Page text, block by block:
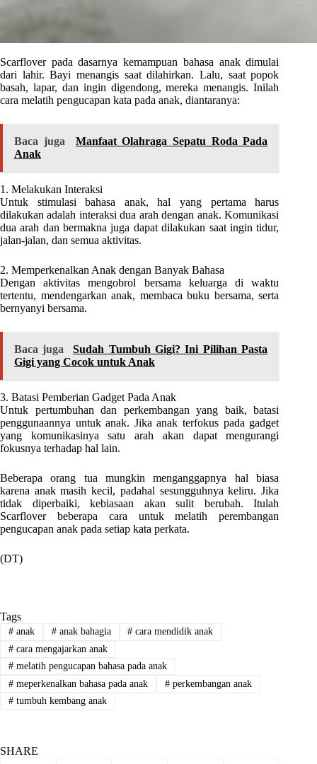
Scarflover pada dasarnya kemampuan bahasa anak dimulai
dari lahir. Bayi menangis saat dilahirkan. Lalu, saat popok
basah, lapar, dan ingin digendong, mereka menangis. Inilah
cara melatih pengucapan kata pada anak, diantaranya:
Baca juga
Manfaat Olahraga Sepatu Roda Pada
Anak
1. Melakukan Interaksi
Untuk stimulasi bahasa anak, hal yang pertama harus
dilakukan adalah interaksi dua arah dengan anak. Komunikasi
dua arah dan bermakna juga dapat dilakukan saat ingin tidur,
jalan-jalan, dan semua aktivitas.
2. Memperkenalkan Anak dengan Banyak Bahasa
Dengan aktivitas mengobrol bersama keluarga di waktu
tertentu, mendengarkan anak, membaca buku bersama, serta
bernyanyi bersama.
Baca juga
Sudah Tumbuh Gigi? Ini Pilihan Pasta
Gigi yang Cocok untuk Anak
3. Batasi Pemberian Gadget Pada Anak
Untuk pertumbuhan dan perkembangan yang baik, batasi
penggunaannya untuk anak. Jika anak terfokus pada gadget
yang komunikasinya satu arah akan dapat mengurangi
fokusnya terhadap hal lain.
Beberapa orang tua mungkin menganggapnya hal biasa
karena anak masih kecil, padahal sesungguhnya keliru. Jika
tidak diperbaiki, kebiasaan akan sulit berubah. Itulah
Scarflover beberapa cara untuk melatih perembangan
pengucapan anak pada setiap kata perkata.
(DT)
Tags
#anak #anak bahagia # cara mendidik anak
#cara mengajarkan anak
#melatih pengucapan bahasa pada anak
#meperkenalkan bahasa pada anak #perkembangan anak
#tumbuh kembang anak
SHARE